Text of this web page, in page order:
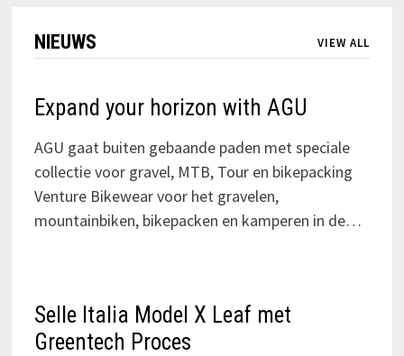
NIEUWS VIEW ALL
Expand your horizon with AGU
AGU gaat buiten gebaande paden met speciale
collectie voor gravel, MTB, Tour en bikepacking
Venture Bikewear voor het gravelen,
mountainbiken, bikepacken en kamperen in de…
Selle Italia Model X Leaf met
Greentech Proces